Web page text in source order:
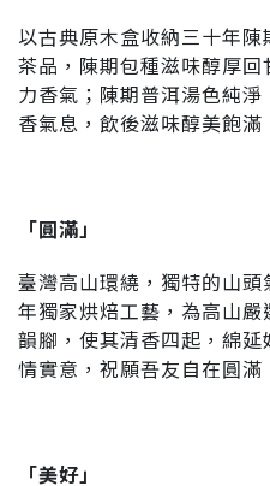
以古典原木盒收納三十年
茶品，陳期包種滋味醇厚
力香氣；陳期普洱湯色純
香氣息，飲後滋味醇美飽滿
「圓滿」
臺灣高山環繞，獨特的山
年獨家烘焙工藝，為高山
韻腳，使其清香四起，綿
情實意，祝願吾友自在圓滿
「美好」